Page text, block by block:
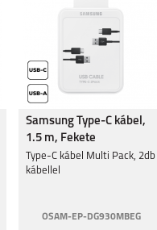
Samsung Type-C kábel,
1.5 m, Fekete
Type-C kábel Multi Pack, 2db
kábellel
OSAM-EP-DG930MBEG